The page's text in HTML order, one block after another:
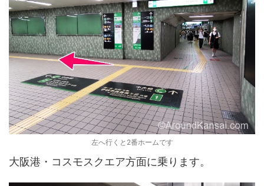
左へ行くと2番ホームです
大阪港・コスモスクエア方面に乗ります。